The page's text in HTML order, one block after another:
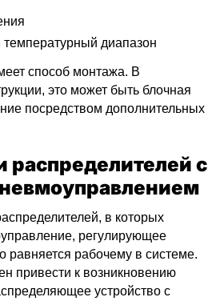
диапазон
способ монтажа. В
это может быть блочная
посредством дополнительных
распределителей с
в которых
регулирующее
равняется рабочему в системе.
привести к возникновению
устройство с